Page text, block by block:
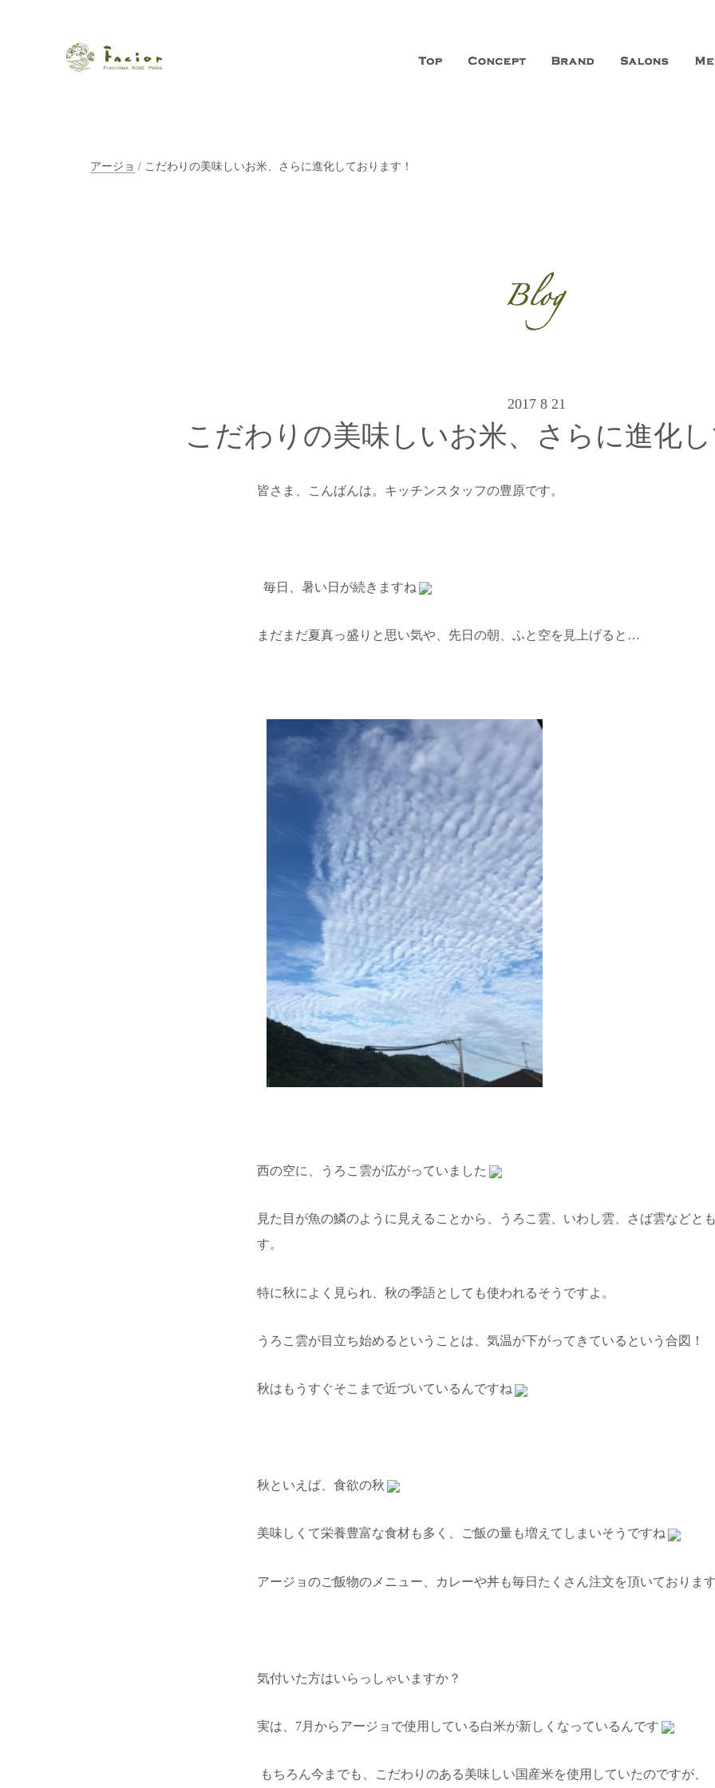
【福山・神戸・Paris】オーガニックエステサロン ファシオ
瀬戸内から世界に展開するエステサロン「ファシオール」。福山市に3店舗、神戸三宮に「神戸店」 パリサンジェルマン通りに「パリ店
ポジティブライフを応援します。オーガニックコスメ・商品にこだわり、内面から美しくなることを追求する「本物」の商品・技術・サー
アージョ / こだわりの美味しいお米、さらに進化しております！
2017 8 21
こだわりの美味しいお米、さらに進化し
皆さま、こんばんは。キッチンスタッフの豊原です。
毎日、暑い日が続きますね
まだまだ夏真っ盛りと思い気や、先日の朝、ふと空を見上げると…
西の空に、うろこ雲が広がっていました
見た目が魚の鱗のように見えることから、うろこ雲、いわし雲、さば雲などと
す。
特に秋によく見られ、秋の季語としても使われるそうですよ。
うろこ雲が目立ち始めるということは、気温が下がってきているという合図！
秋はもうすぐそこまで近づいているんですね
秋といえば、食欲の秋
美味しくて栄養豊富な食材も多く、ご飯の量も増えてしまいそうですね
アージョのご飯物のメニュー、カレーや丼も毎日たくさん注文を頂いております
気付いた方はいらっしゃいますか？
実は、7月からアージョで使用している白米が新しくなっているんです
もちろん今までも、こだわりのある美味しい国産米を使用していたのですが、